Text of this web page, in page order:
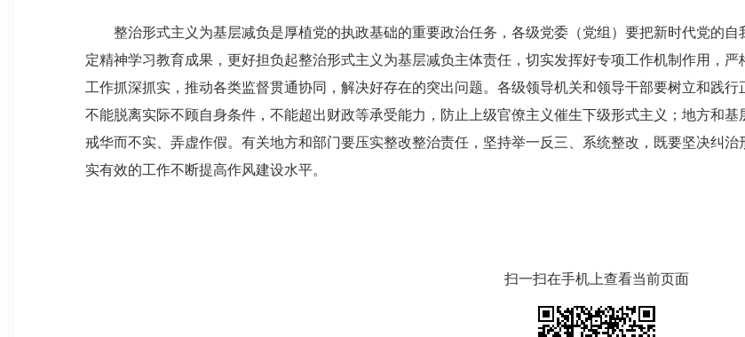
整治形式主义为基层减负是厚植党的执政基础的重要政治任务，各级党委（党组）要把新时代党的自
定精神学习教育成果，更好担负起整治形式主义为基层减负主体责任，切实发挥好专项工作机制作用，
工作抓深抓实，推动各类监督贯通协同，解决好存在的突出问题。各级领导机关和领导干部要树立和践
不能脱离实际不顾自身条件，不能超出财政等承受能力，防止上级官僚主义催生下级形式主义；地方和
戒华而不实、弄虚作假。有关地方和部门要压实整改整治责任，坚持举一反三、系统整改，既要坚决纠
实有效的工作不断提高作风建设水平。
扫一扫在手机上查看当前页面